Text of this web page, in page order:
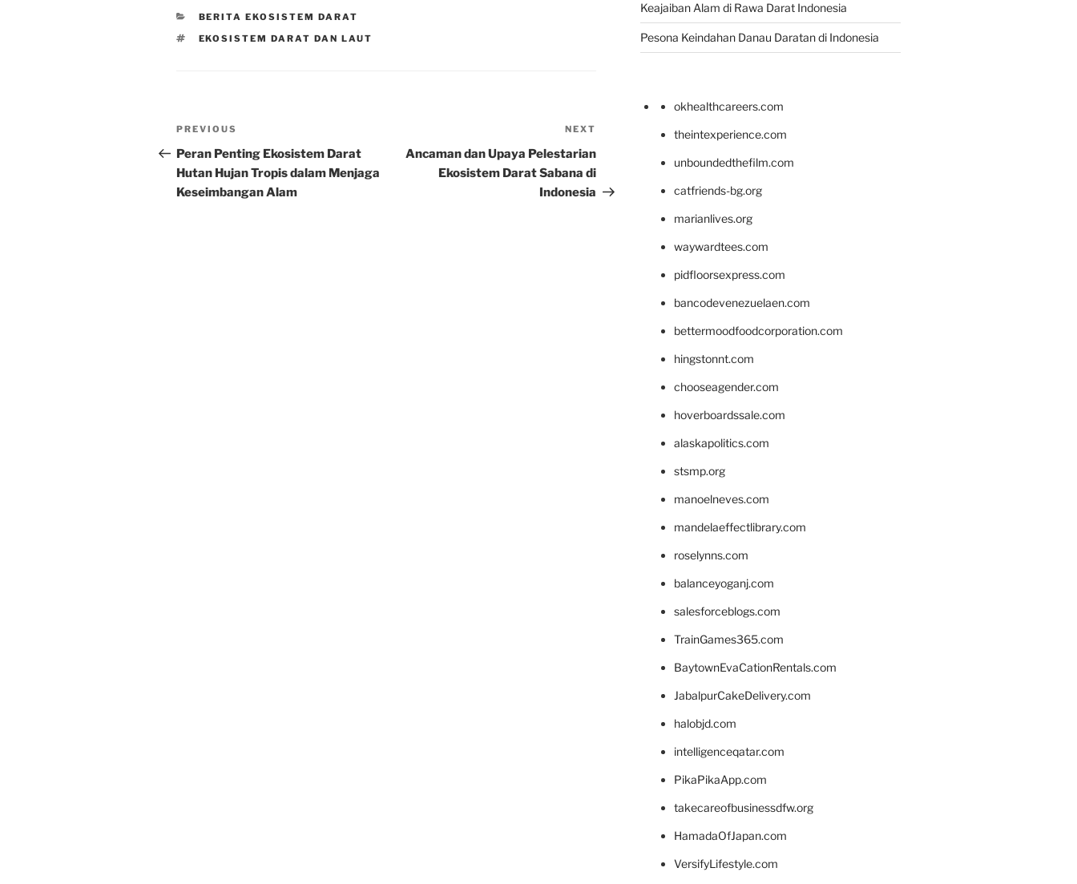
CATEGORIES
BERITA EKOSISTEM DARAT
TAGS
EKOSISTEM DARAT DAN LAUT
Post
navigation
Previous
Post
PREVIOUS
Peran Penting Ekosistem Darat
Hutan Hujan Tropis dalam Menjaga
Keseimbangan Alam
Post
NEXT
Ancaman dan Upaya Pelestarian
Ekosistem Darat Sabana di
Indonesia
Keajaiban Alam di Rawa Darat Indonesia
Pesona Keindahan Danau Daratan di Indonesia
okhealthcareers.com
theintexperience.com
unboundedthefilm.com
catfriends-bg.org
marianlives.org
waywardtees.com
pidfloorsexpress.com
bancodevenezuelaen.com
bettermoodfoodcorporation.com
hingstonnt.com
chooseagender.com
hoverboardssale.com
alaskapolitics.com
stsmp.org
manoelneves.com
mandelaeffectlibrary.com
roselynns.com
balanceyoganj.com
salesforceblogs.com
TrainGames365.com
BaytownEvaCationRentals.com
JabalpurCakeDelivery.com
halobjd.com
intelligenceqatar.com
PikaPikaApp.com
takecareofbusinessdfw.org
HamadaOfJapan.com
VersifyLifestyle.com